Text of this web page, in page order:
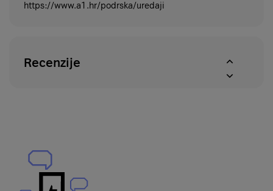
https://www.a1.hr/podrska/uredaji
Recenzije